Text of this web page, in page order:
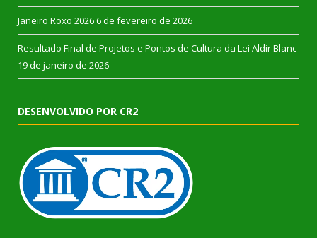
Janeiro Roxo 2026 6 de fevereiro de 2026
Resultado Final de Projetos e Pontos de Cultura da Lei Aldir Blanc
19 de janeiro de 2026
DESENVOLVIDO POR CR2